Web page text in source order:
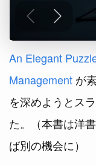
An Elegant
Management が
を深めようとス
た。（本書は洋
ば別の機会に）